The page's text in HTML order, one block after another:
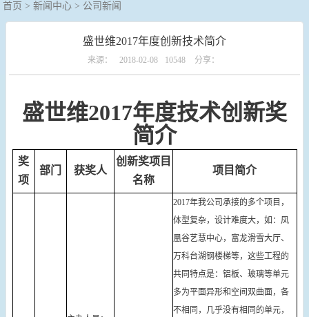
首页 >新闻中心 > 公司新闻
盛世维2017年度创新技术简介
来源： 2018-02-08 10548 分享：
盛世维2017年度技术创新奖
简介
奖
项
部门 获奖人
创新奖项目
名称
项目简介
2017年我公司承接的多个项目，
体型复杂，设计难度大，如：凤
凰谷艺慧中心，富龙滑雪大厅、
万科台湖钢楼梯等，这些工程的
共同特点是：铝板、玻璃等单元
多为平面异形和空间双曲面，各
不相同，几乎没有相同的单元，